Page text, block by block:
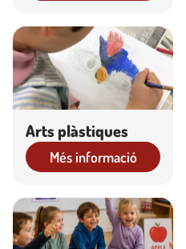
Arts plàstiques
Més informació